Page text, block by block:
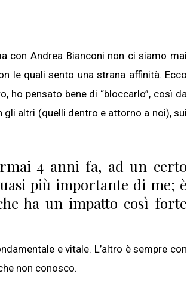
con Andrea Bianconi non ci siamo mai
le quali sento una strana affinità. Ecco
ho pensato bene di “bloccarlo”, così da
gli altri (quelli dentro e attorno a noi), sui
4 anni fa, ad un certo
più importante di me; è
ha un impatto così forte
e vitale. L’altro è sempre con
non conosco.